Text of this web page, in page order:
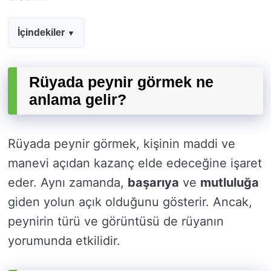
İçindekiler
Rüyada peynir görmek ne
anlama gelir?
Rüyada peynir görmek, kişinin maddi ve
manevi açıdan kazanç elde edeceğine işaret
eder. Aynı zamanda, başarıya ve mutluluğa
giden yolun açık olduğunu gösterir. Ancak,
peynirin türü ve görüntüsü de rüyanın
yorumunda etkilidir.